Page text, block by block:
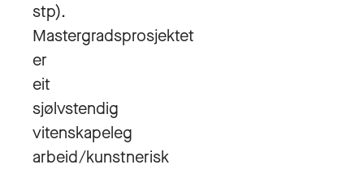
stp).
Mastergradsprosjektet
er
eit
sjølvstendig
vitenskapeleg
arbeid/kunstnerisk